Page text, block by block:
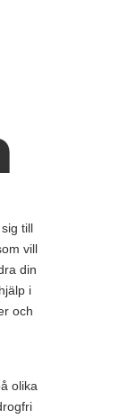
till
vill
din
i
och
olika